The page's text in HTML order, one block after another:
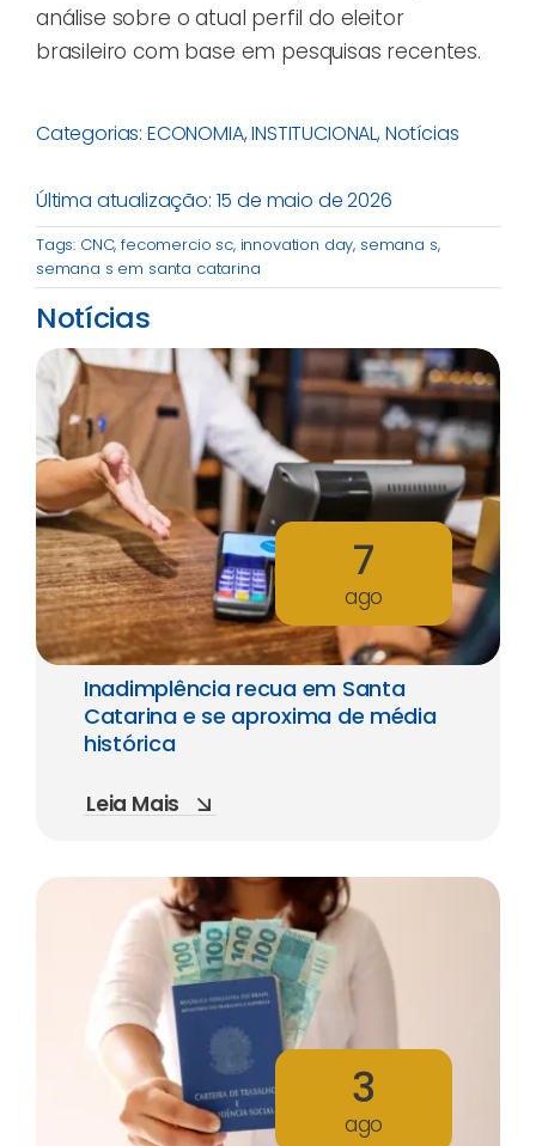
análise sobre o atual perfil do eleitor
brasileiro com base em pesquisas recentes.
Categorias: ECONOMIA,INSTITUCIONAL,Notícias
Última atualização: 15 de maio de 2026
Tags: CNC,fecomercio sc, innovation day, semana s,
semana s em santa catarina
Notícias
7
ago
Inadimplência recua em Santa
Catarina e se aproxima de média
histórica
Leia Mais
3
ago